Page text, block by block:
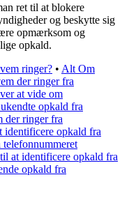
ret til at blokere
og beskytte sig
opmærksom og
opkald.
ringer? • Alt Om
der ringer fra
at vide om
opkald fra
der ringer fra
identificere opkald fra
at identificere opkald fra
opkald fra